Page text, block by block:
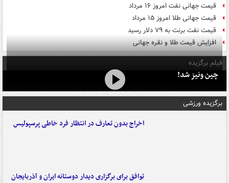
قیمت جهانی نفت امروز ۱۶ مرداد
قیمت جهانی طلا امروز ۱۵ مرداد
قیمت نفت برنت به ۷۹ دلار رسید
افزایش قیمت طلا و نقره جهانی
فیلم برگزیده
چین ونیز شد!
برگزیده ورزشی
اخراج بدون تعارف در انتظار فرد خاطی پرسپولیس
توافق برای برگزاری دیدار دوستانه ایران و آذربایجان